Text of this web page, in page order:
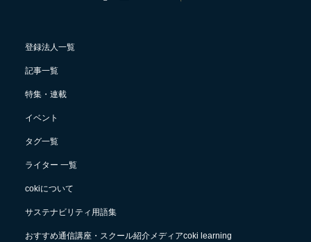
登録法人一覧
記事一覧
特集・連載
イベント
タグ一覧
ライター 一覧
cokiについて
サステナビリティ用語集
おすすめ通信講座・スクール紹介メディアcoki learning